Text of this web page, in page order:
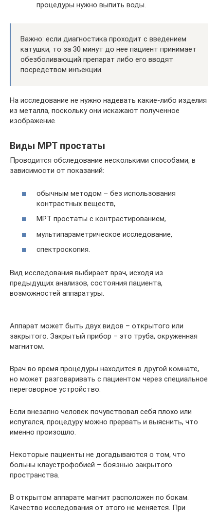
процедуры нужно выпить воды.
Важно: если диагностика проходит с введением
катушки, то за 30 минут до нее пациент принимает
обезболивающий препарат либо его вводят
посредством инъекции.
На исследование не нужно надевать какие-либо изделия
из металла, поскольку они искажают полученное
изображение.
Виды МРТ простаты
Проводится обследование несколькими способами, в
зависимости от показаний:
обычным методом – без использования
контрастных веществ,
МРТ простаты с контрастированием,
мультипараметрическое исследование,
спектроскопия.
Вид исследования выбирает врач, исходя из
предыдущих анализов, состояния пациента,
возможностей аппаратуры.
Аппарат может быть двух видов – открытого или
закрытого. Закрытый прибор – это труба, окруженная
магнитом.
Врач во время процедуры находится в другой комнате,
но может разговаривать с пациентом через специальное
переговорное устройство.
Если внезапно человек почувствовал себя плохо или
испугался, процедуру можно прервать и выяснить, что
именно произошло.
Некоторые пациенты не догадываются о том, что
больны клаустрофобией – боязнью закрытого
пространства.
В открытом аппарате магнит расположен по бокам.
Качество исследования от этого не меняется. При